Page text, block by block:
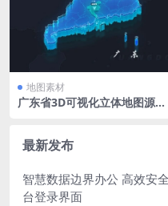
地图素材
广东省3D可视化立体地图源文
最新发布
智慧数据边界办公 高效安
台登录界面